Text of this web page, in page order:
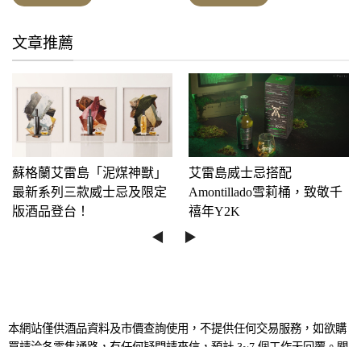
文章推薦
蘇格蘭艾雷島「泥煤神獸」
最新系列三款威士忌及限定
版酒品登台！
艾雷島威士忌搭配
Amontillado雪莉桶，致敬千
禧年Y2K
◀︎
▶︎
本網站僅供酒品資料及市價查詢使用，不提供任何交易服務，如欲購